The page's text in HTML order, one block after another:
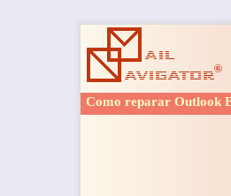
Como reparar Outlook